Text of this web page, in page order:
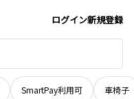
ログイン新規登録
SmartPay利用可 車椅子